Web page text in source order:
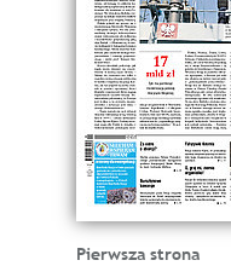
Pierwsza strona